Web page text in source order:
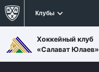
Клубы
Хоккейный клуб
«Салават Юлаев»